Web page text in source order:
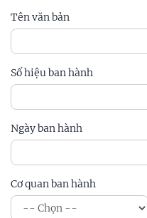
Tên văn bản
Số hiệu ban hành
Ngày ban hành
Cơ quan ban hành